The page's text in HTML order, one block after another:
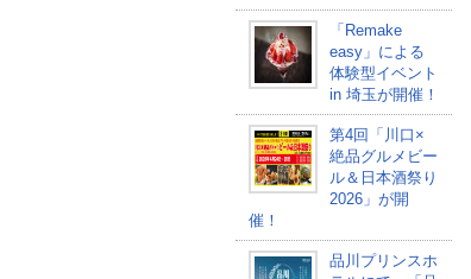
「Remake
easy」による
体験型イベント
in 埼玉が開催！
第4回「川口×
絶品グルメビー
ル＆日本酒祭り
2026」が開
催！
品川プリンスホ